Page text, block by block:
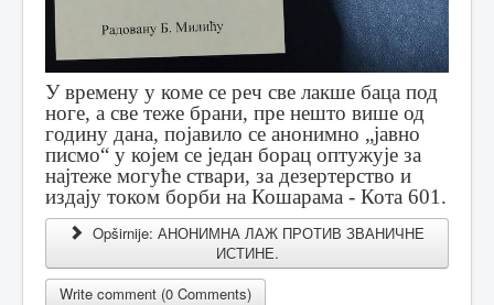
У времену у коме се реч све лакше баца под
ноге, а све теже брани, пре нешто више од
годину дана, појавило се анонимно „јавно
писмо“ у којем се један борац оптужује за
најтеже могуће ствари, за дезертерство и
издају током борби на Кошарама - Кота 601.
Opširnije: АНОНИМНА ЛАЖ ПРОТИВ ЗВАНИЧНЕ
ИСТИНЕ.
Write comment (0 Comments)